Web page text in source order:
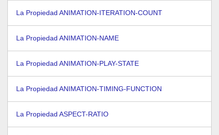
La Propiedad ANIMATION-ITERATION-COUNT
La Propiedad ANIMATION-NAME
La Propiedad ANIMATION-PLAY-STATE
La Propiedad ANIMATION-TIMING-FUNCTION
La Propiedad ASPECT-RATIO